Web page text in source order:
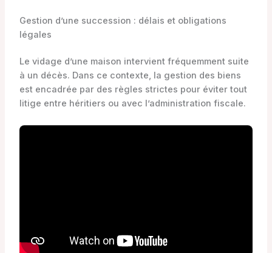
Gestion d’une succession : délais et obligations
légales
Le vidage d’une maison intervient fréquemment suite
à un décès. Dans ce contexte, la gestion des biens
est encadrée par des règles strictes pour éviter tout
litige entre héritiers ou avec l’administration fiscale.